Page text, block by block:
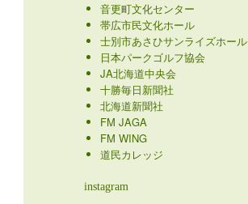
音更町文化センター
帯広市民文化ホール
士別市あさひサンライズホール
日本パークゴルフ協会
JA北海道中央会
十勝毎日新聞社
北海道新聞社
FM JAGA
FM WING
道民カレッジ
instagram